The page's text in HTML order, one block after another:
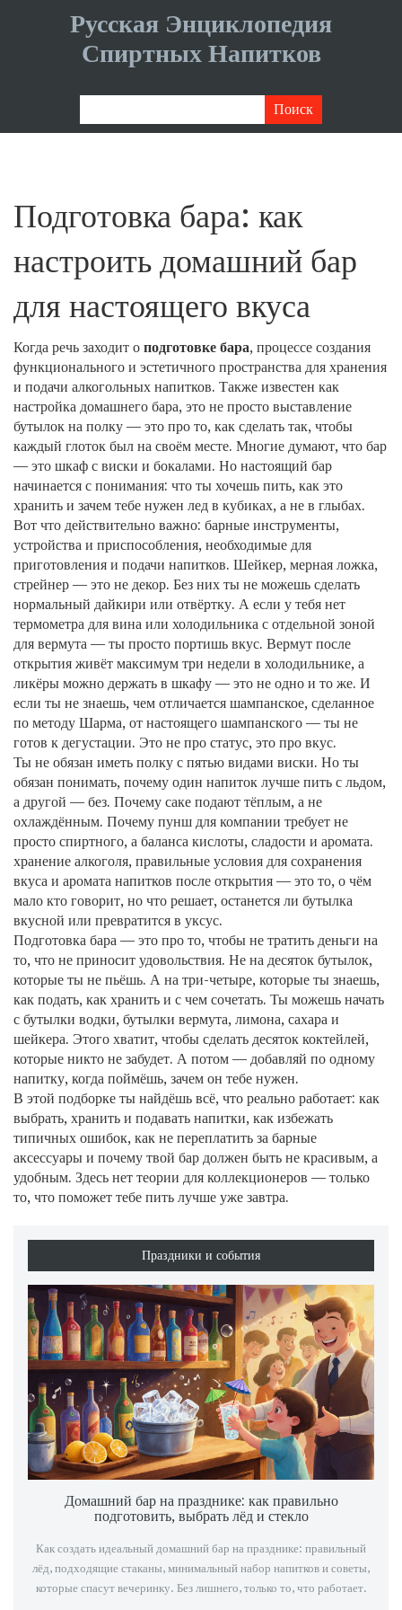
Русская Энциклопедия
Спиртных Напитков
Подготовка бара: как
настроить домашний бар
для настоящего вкуса
Когда речь заходит о подготовке бара, процессе создания
функционального и эстетичного пространства для хранения
и подачи алкогольных напитков. Также известен как
настройка домашнего бара, это не просто выставление
бутылок на полку — это про то, как сделать так, чтобы
каждый глоток был на своём месте. Многие думают, что бар
— это шкаф с виски и бокалами. Но настоящий бар
начинается с понимания: что ты хочешь пить, как это
хранить и зачем тебе нужен лед в кубиках, а не в глыбах.
Вот что действительно важно: барные инструменты,
устройства и приспособления, необходимые для
приготовления и подачи напитков. Шейкер, мерная ложка,
стрейнер — это не декор. Без них ты не можешь сделать
нормальный дайкири или отвёртку. А если у тебя нет
термометра для вина или холодильника с отдельной зоной
для вермута — ты просто портишь вкус. Вермут после
открытия живёт максимум три недели в холодильнике, а
ликёры можно держать в шкафу — это не одно и то же. И
если ты не знаешь, чем отличается шампанское, сделанное
по методу Шарма, от настоящего шампанского — ты не
готов к дегустации. Это не про статус, это про вкус.
Ты не обязан иметь полку с пятью видами виски. Но ты
обязан понимать, почему один напиток лучше пить с льдом,
а другой — без. Почему саке подают тёплым, а не
охлаждённым. Почему пунш для компании требует не
просто спиртного, а баланса кислоты, сладости и аромата.
хранение алкоголя, правильные условия для сохранения
вкуса и аромата напитков после открытия — это то, о чём
мало кто говорит, но что решает, останется ли бутылка
вкусной или превратится в уксус.
Подготовка бара — это про то, чтобы не тратить деньги на
то, что не приносит удовольствия. Не на десяток бутылок,
которые ты не пьёшь. А на три-четыре, которые ты знаешь,
как подать, как хранить и с чем сочетать. Ты можешь начать
с бутылки водки, бутылки вермута, лимона, сахара и
шейкера. Этого хватит, чтобы сделать десяток коктейлей,
которые никто не забудет. А потом — добавляй по одному
напитку, когда поймёшь, зачем он тебе нужен.
В этой подборке ты найдёшь всё, что реально работает: как
выбрать, хранить и подавать напитки, как избежать
типичных ошибок, как не переплатить за барные
аксессуары и почему твой бар должен быть не красивым, а
удобным. Здесь нет теории для коллекционеров — только
то, что поможет тебе пить лучше уже завтра.
Праздники и события
Домашний бар на празднике: как правильно
подготовить, выбрать лёд и стекло
Как создать идеальный домашний бар на празднике: правильный
лёд, подходящие стаканы, минимальный набор напитков и советы,
которые спасут вечеринку. Без лишнего, только то, что работает.